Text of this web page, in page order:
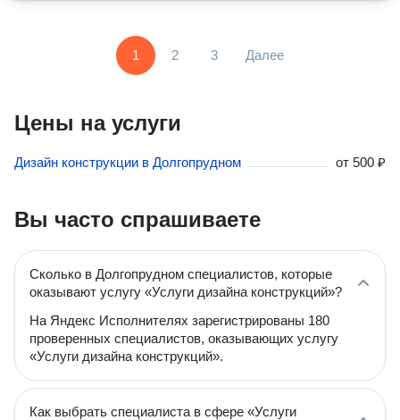
1 2 3 Далее
Цены на услуги
Дизайн конструкции в Долгопрудном от 500 ₽
Вы часто спрашиваете
Сколько в Долгопрудном специалистов, которые
оказывают услугу «Услуги дизайна конструкций»?
На Яндекс Исполнителях зарегистрированы 180
проверенных специалистов, оказывающих услугу
«Услуги дизайна конструкций».
Как выбрать специалиста в сфере «Услуги